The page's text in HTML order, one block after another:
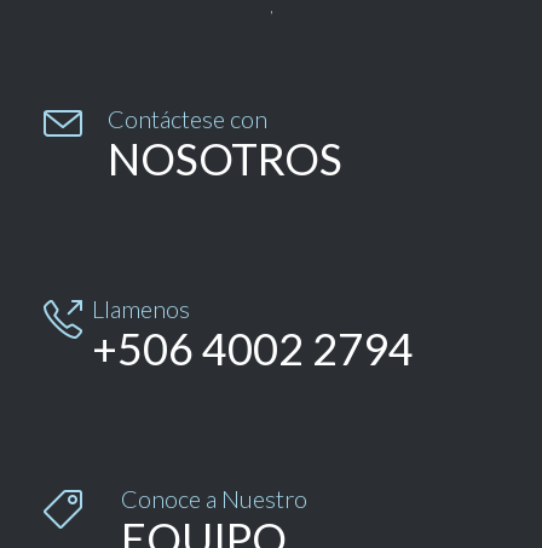
 Contáctese con
NOSOTROS
 Llamenos
+506 4002 2794
 Conoce a Nuestro